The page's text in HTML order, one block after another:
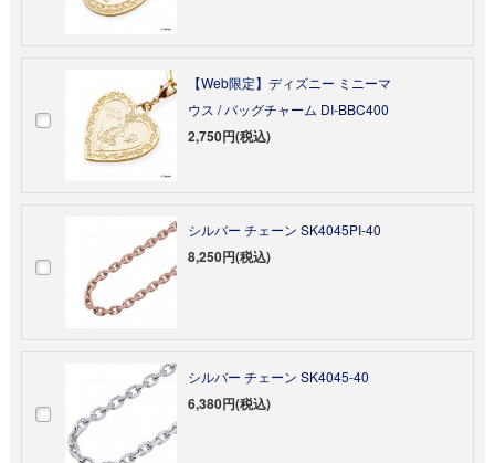
【Web限定】ディズニー ミニーマ
ウス / バッグチャーム DI-BBC400
2,750円(税込)
シルバー チェーン SK4045PI-40
8,250円(税込)
シルバー チェーン SK4045-40
6,380円(税込)